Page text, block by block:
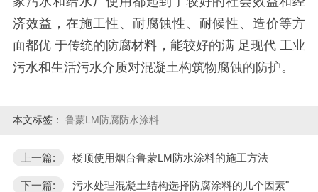
济效益，在施工性、耐腐蚀性、耐候性、造价等方
面都优 于传统的防腐材料，能较好的满 足现代 工业
污水和生活污水介质对混凝土构筑物腐蚀的防护。
本文标签： 鲁蒙LM防腐防水涂料
上一篇: 楼顶使用烟台鲁蒙LM防水涂料的施工方法
下一篇: 污水处理混凝土结构选择防腐涂料的几个因素"